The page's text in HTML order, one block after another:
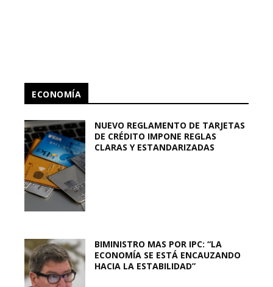
ECONOMÍA
NUEVO REGLAMENTO DE TARJETAS
DE CRÉDITO IMPONE REGLAS
CLARAS Y ESTANDARIZADAS
BIMINISTRO MAS POR IPC: “LA
ECONOMÍA SE ESTÁ ENCAUZANDO
HACIA LA ESTABILIDAD”